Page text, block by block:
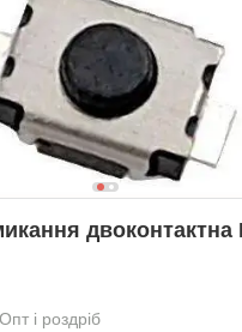
двоконтактна
Опт і роздріб